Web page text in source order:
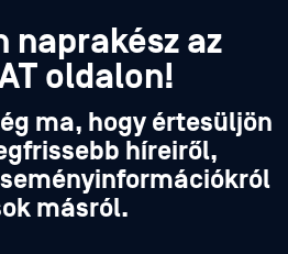
naprakész az
oldalon!
ma, hogy értesüljön
híreiről,
másról.